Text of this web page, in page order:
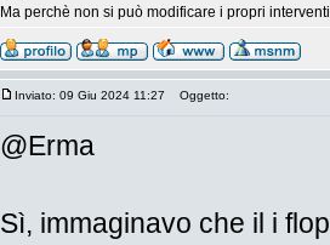
Ma perchè non si può modificare i propri
Inviato: 09 Giu 2024 11:27 Oggetto:
@Erma
Sì, immaginavo che il i